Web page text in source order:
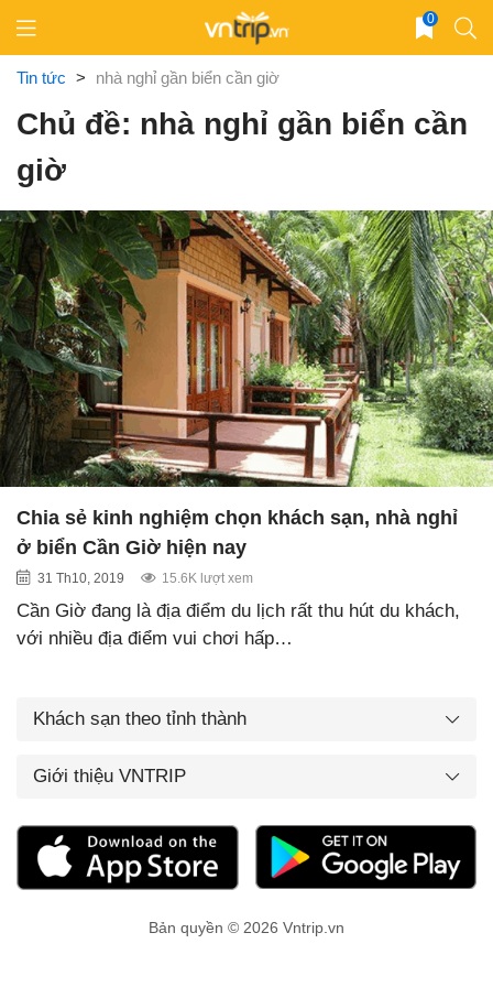
content
0
Tin tức > nhà nghỉ gần biển cần giờ
Chủ đề: nhà nghỉ gần biển cần
giờ
Chia sẻ kinh nghiệm chọn khách sạn, nhà nghỉ
ở biển Cần Giờ hiện nay
31 Th10, 2019 15.6K lượt xem
Cần Giờ đang là địa điểm du lịch rất thu hút du khách,
với nhiều địa điểm vui chơi hấp…
Khách sạn theo tỉnh thành
Giới thiệu VNTRIP
Bản quyền © 2026 Vntrip.vn